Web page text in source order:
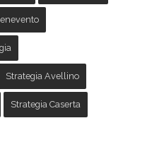
Strategia Avellino
Strategia Caserta